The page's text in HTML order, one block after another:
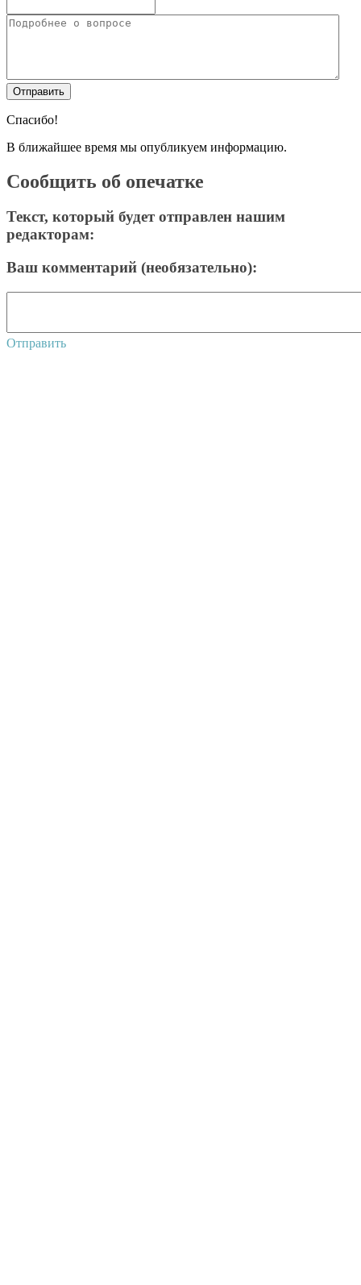
Спасибо!
В ближайшее время мы опубликуем информацию.
Сообщить об опечатке
Текст, который будет отправлен нашим
редакторам:
Ваш комментарий (необязательно):
Отправить